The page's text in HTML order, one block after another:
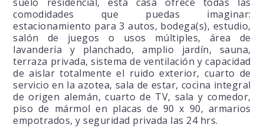
comodidades que puedas imaginar:
estacionamiento para 3 autos, bodega(s), estudio,
salón de juegos o usos múltiples, área de
lavandería y planchado, amplio jardín, sauna,
terraza privada, sistema de ventilación y capacidad
de aislar totalmente el ruido exterior, cuarto de
servicio en la azotea, sala de estar, cocina integral
de origen alemán, cuarto de TV, sala y comedor,
piso de mármol en placas de 90 x 90, armarios
empotrados, y seguridad privada las 24 hrs.